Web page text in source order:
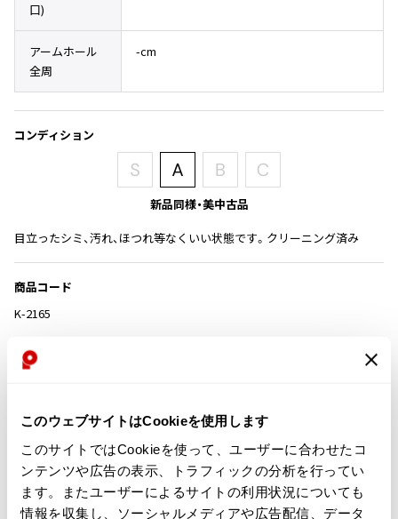
このウェブサイトはCookieを使用します
このサイトではCookieを使って、ユーザーに合わせたコ
ンテンツや広告の表示、トラフィックの分析を行ってい
ます。またユーザーによるサイトの利用状況についても
情報を収集し、ソーシャルメディアや広告配信、データ
Yohji Yamamoto NOIR
ヨウジヤマモト ノアール
ヨウジヤマモト プールオム
Y's for men
LIMI feu
LIMI feu
リミフゥ
パンプス
ミュール・サンダル
ブーツ・シューズ
その他アクセサリー
ベルト・サスペンダー
ブーツ・シューズ
スニーカー・サンダル
メガネ・サングラス
2026.07.16
Denim
口)
アームホール
全周
-cm
コンディション
新品同様・美中古品
目立ったシミ、汚れ、ほつれ等なくいい状態です。クリーニング済み
商品コード
K-2165
カテゴリ
この商品について問い合わせる
店頭試着については店舗案内をご確認ください。
English Page(Global shipping)